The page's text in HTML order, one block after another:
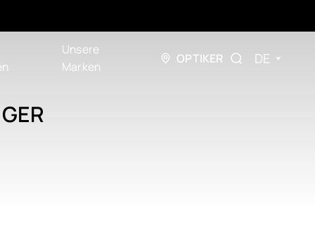
Unsere
Marken
OPTIKER DE